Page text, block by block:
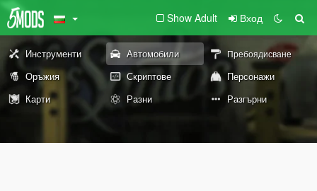
Show Adult Вход
Инструменти Автомобили Пребоядисване
Оръжия Скриптове
Персонажи
Карти
Разни Разгърни